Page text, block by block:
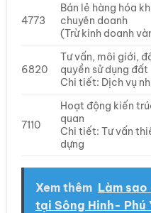
4773
Bán lẻ hàng hóa
chuyên doanh
(Trừ kinh doanh
6820
Tư vấn, môi giới,
quyền sử dụng đất
Chi tiết: Dịch vụ
7110
Hoạt động kiến
quan
Chi tiết: Tư vấn
dựng
Xem thêm Làm
tại Sông Hinh- Phú